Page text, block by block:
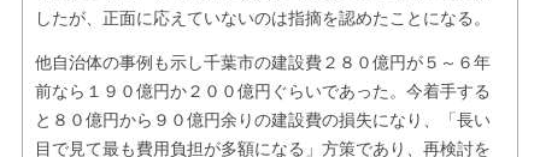
したが、正面に応えていないのは指摘を認めたことになる。
他自治体の事例も示し千葉市の建設費２８０億円が５～６年
前なら１９０億円か２００億円ぐらいであった。今着手する
と８０億円から９０億円余りの建設費の損失になり、「長い
目で見て最も費用負担が多額になる」方策であり、再検討を